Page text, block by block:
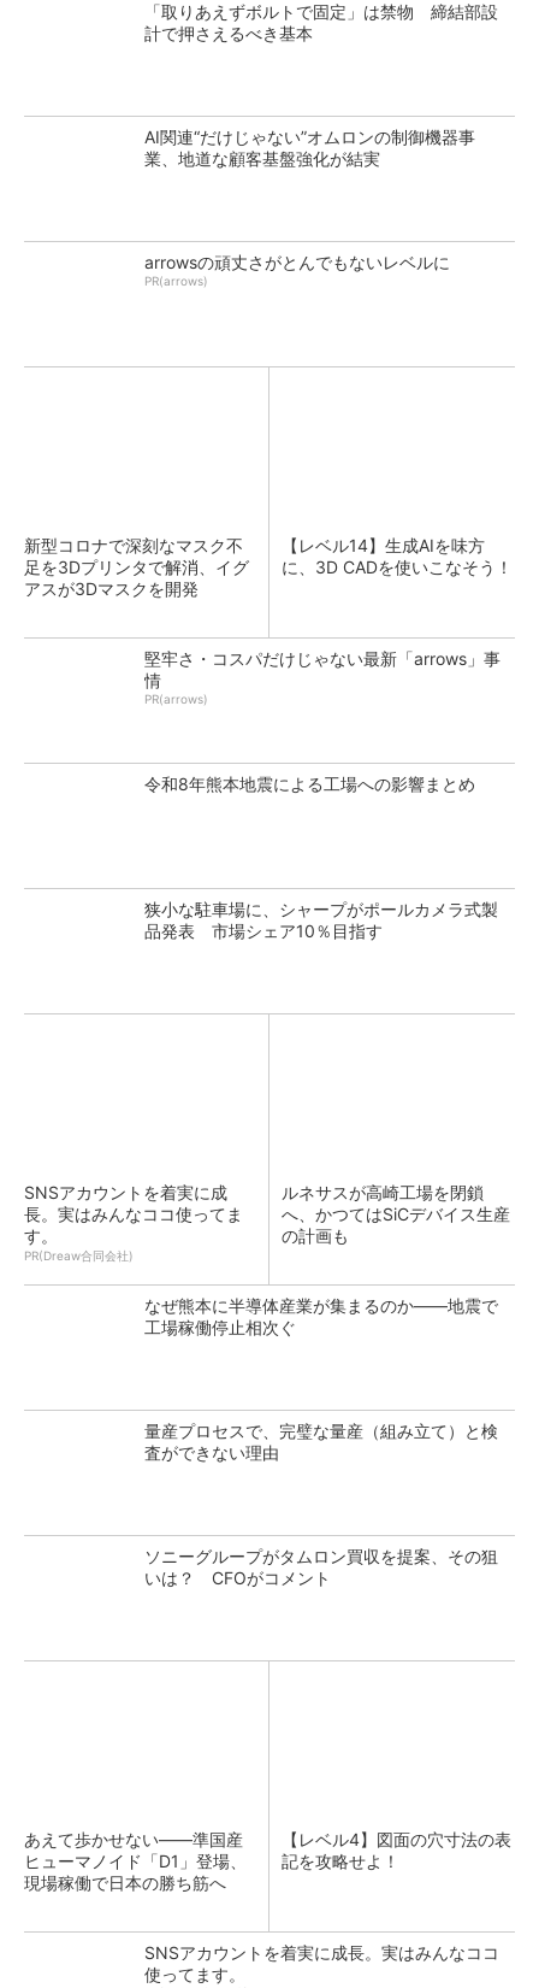
「取りあえずボルトで固定」は禁物 締結部設
計で押さえるべき基本
AI関連“だけじゃない”オムロンの制御機器事
業、地道な顧客基盤強化が結実
arrowsの頑丈さがとんでもないレベルに
PR(arrows)
新型コロナで深刻なマスク不
足を3Dプリンタで解消、イグ
アスが3Dマスクを開発
【レベル14】生成AIを味方
に、3D CADを使いこなそう！
堅牢さ・コスパだけじゃない最新「arrows」事
情
PR(arrows)
令和8年熊本地震による工場への影響まとめ
狭小な駐車場に、シャープがポールカメラ式製
品発表 市場シェア10％目指す
SNSアカウントを着実に成
長。実はみんなココ使ってま
す。
PR(Dreaw合同会社)
ルネサスが高崎工場を閉鎖
へ、かつてはSiCデバイス生産
の計画も
なぜ熊本に半導体産業が集まるのか――地震で
工場稼働停止相次ぐ
量産プロセスで、完璧な量産（組み立て）と検
査ができない理由
ソニーグループがタムロン買収を提案、その狙
いは？ CFOがコメント
あえて歩かせない――準国産
ヒューマノイド「D1」登場、
現場稼働で日本の勝ち筋へ
【レベル4】図面の穴寸法の表
記を攻略せよ！
SNSアカウントを着実に成長。実はみんなココ
使ってます。